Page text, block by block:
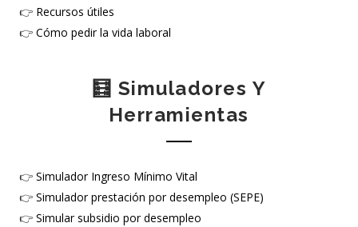
👉 Recursos útiles
👉 Cómo pedir la vida laboral
🧮 Simuladores Y
Herramientas
👉 Simulador Ingreso Mínimo Vital
👉 Simulador prestación por desempleo (SEPE)
👉 Simular subsidio por desempleo